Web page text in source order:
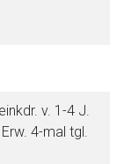
v. 1-4 J.
4-mal tgl.
externe Web-